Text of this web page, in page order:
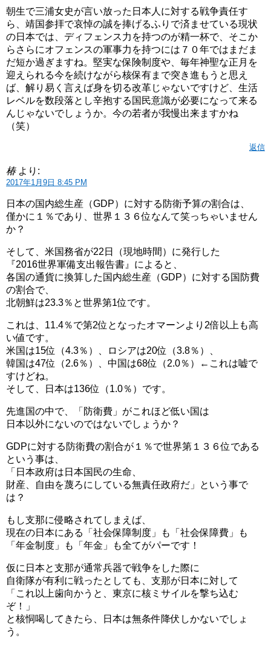
朝生で三浦女史が言い放った日本人に対する戦争責任す
ら、靖国参拝で哀悼の誠を捧げるふりで済ませている現状
の日本では、ディフェンス力を持つのが精一杯で、そこか
らさらにオフェンスの軍事力を持つには７０年ではまだま
だ短か過ぎますね。堅実な保険制度や、毎年神聖な正月を
迎えられる今を続けながら核保有まで突き進もうと思え
ば、解り易く言えば身を切る改革じゃないですけど、生活
レベルを数段落とし辛抱する国民意識が必要になって来る
んじゃないでしょうか。今の若者が我慢出来ますかね
（笑）
返信
椿 より:
2017年1月9日 8:45 PM
日本の国内総生産（GDP）に対する防衛予算の割合は、
僅かに１％であり、世界１３６位なんて笑っちゃいません
か？
そして、米国務省が22日（現地時間）に発行した
『2016世界軍備支出報告書』によると、
各国の通貨に換算した国内総生産（GDP）に対する国防費
の割合で、
北朝鮮は23.3％と世界第1位です。
これは、11.4％で第2位となったオマーンより2倍以上も高
い値です。
米国は15位（4.3％）、ロシアは20位（3.8％）、
韓国は47位（2.6％）、中国は68位（2.0％）←これは嘘で
すけどね。
そして、日本は136位（1.0％）です。
先進国の中で、「防衛費」がこれほど低い国は
日本以外にないのではないでしょうか？
GDPに対する防衛費の割合が１％で世界第１３６位である
という事は、
「日本政府は日本国民の生命、
財産、自由を蔑ろにしている無責任政府だ」という事で
は？
もし支那に侵略されてしまえば、
現在の日本にある「社会保障制度」も「社会保障費」も
「年金制度」も「年金」も全てがパーです！
仮に日本と支那が通常兵器で戦争をした際に
自衛隊が有利に戦ったとしても、支那が日本に対して
「これ以上歯向かうと、東京に核ミサイルを撃ち込む
ぞ！」
と核恫喝してきたら、日本は無条件降伏しかないでしょ
う。